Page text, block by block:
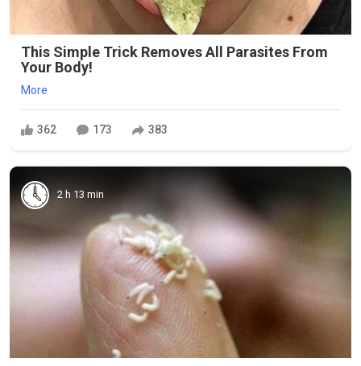
This Simple Trick Removes All Parasites From
Your Body!
More
362 173 383
2 h 13 min